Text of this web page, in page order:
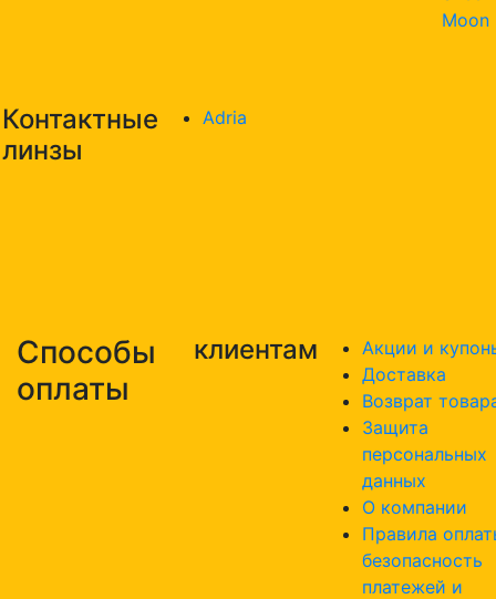
Moon
Контактные
линзы
Adria
Способы
оплаты
клиентам
Акции и
Доставка
Возврат
Защита
персональных
данных
О компании
Правила
безопасность
платежей и